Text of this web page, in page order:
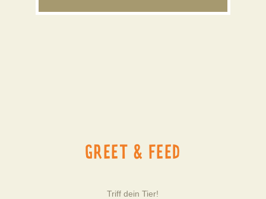
GREET & FEED
Triff dein Tier!